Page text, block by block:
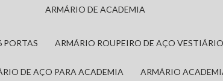
ARMÁRIO DE ACADEMIA
PORTAS ARMÁRIO ROUPEIRO DE AÇO
DE AÇO PARA ACADEMIA ARMÁRIO